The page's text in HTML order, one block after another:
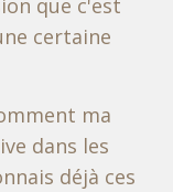
certaine
ma
dans les
déjà ces